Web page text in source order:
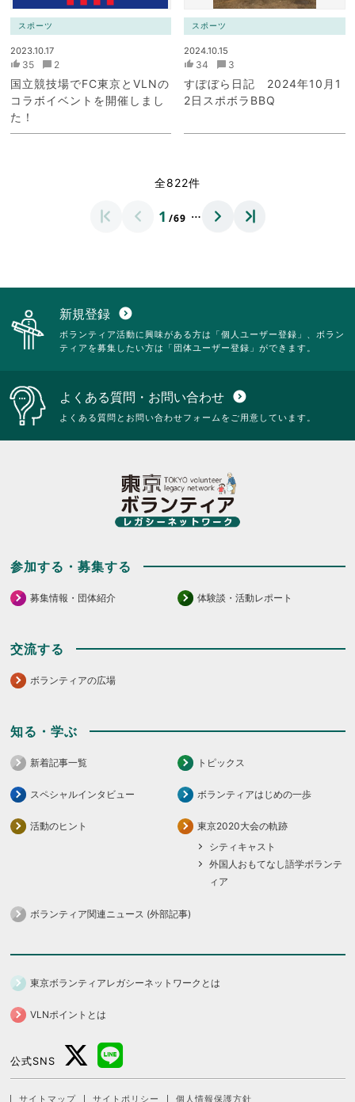
スポーツ
2023.10.17
35 2
国立競技場でFC東京とVLNの
コラボイベントを開催しまし
た！
スポーツ
2024.10.15
34 3
すぽぼら日記 2024年10月1
2日スポボラBBQ
全822件
1 /69 …
新規登録 expand_circle_down
ボランティア活動に興味がある方は「個人ユーザー登録」、ボラン
ティアを募集したい方は「団体ユーザー登録」ができます。
よくある質問・お問い合わせ expand_circle_down
よくある質問とお問い合わせフォームをご用意しています。
参加する・募集する
募集情報・団体紹介 体験談・活動レポート
交流する
ボランティアの広場
知る・学ぶ
新着記事一覧 トピックス
スペシャルインタビュー ボランティアはじめの一歩
活動のヒント
東京2020大会の軌跡
シティキャスト
外国人おもてなし語学ボランテ
ィア
ボランティア関連ニュース (外部記事)
東京ボランティアレガシーネットワークとは
VLNポイントとは
公式SNS
サイトマップ サイトポリシー 個人情報保護方針